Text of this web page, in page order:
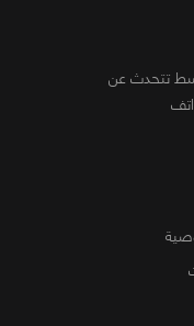
تتحدث عن